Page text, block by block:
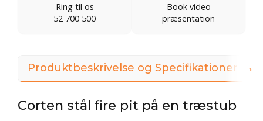
Ring til os
52 700 500
Book video
præsentation
Produktbeskrivelse og Specifikationer
Corten stål fire pit på en træstub
→